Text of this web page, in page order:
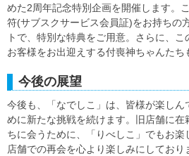
めた2周年記念特別企画を開催します。
符(サブスクサービス会員証)をお持ちの
トで、特別な特典をご用意。さらに、
お客様をお出迎えする付喪神ちゃんたち
今後の展望
今後も、「なでしこ」は、皆様が楽しん
めに新たな挑戦を続けます。旧店舗に在
ちに会うために、「りべしこ」でもお
店舗での再会を心より楽しみにしてお